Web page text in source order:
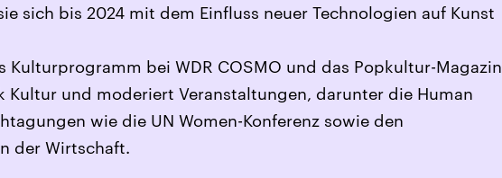
sich bis 2024 mit dem Einfluss neuer Technologien auf Kunst
Kulturprogramm bei WDR COSMO und das Popkultur-Magazin
Kultur und moderiert Veranstaltungen, darunter die Human
wie die UN Women-Konferenz sowie den
der Wirtschaft.